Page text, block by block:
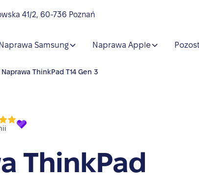
41/2, 60-736 Poznań
Naprawa Samsung Naprawa Apple
Naprawa ThinkPad T14 Gen 3
ThinkPad